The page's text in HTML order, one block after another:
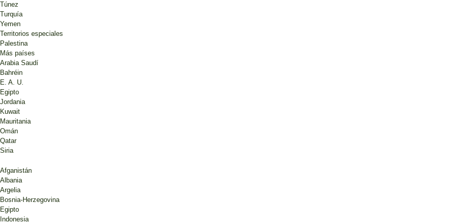
Túnez
Turquía
Yemen
Territorios especiales
Palestina
Más países
Arabia Saudí
Bahréin
E. A. U.
Egipto
Jordania
Kuwait
Mauritania
Omán
Qatar
Siria
Afganistán
Albania
Argelia
Bosnia-Herzegovina
Egipto
Indonesia